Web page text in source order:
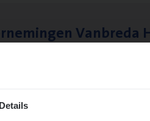
Details
Van­b­re­da